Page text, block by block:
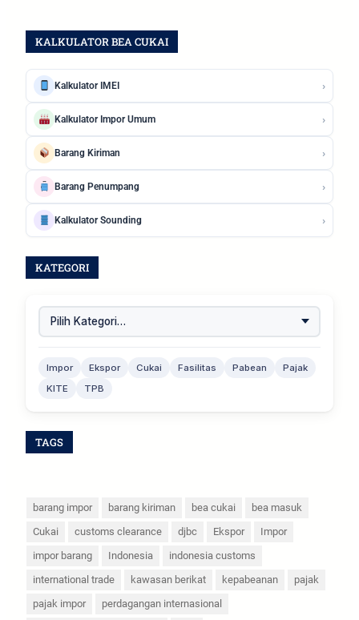
KALKULATOR BEA CUKAI
Kalkulator IMEI ›
Kalkulator Impor Umum ›
Barang Kiriman ›
Barang Penumpang ›
Kalkulator Sounding ›
KATEGORI
Impor Ekspor Cukai Fasilitas Pabean
Pajak
KITE
TPB
TAGS
barang impor barang kiriman bea cukai
bea masuk
Cukai
customs clearance djbc Ekspor
Impor
impor barang
Indonesia
indonesia customs
international trade
kawasan berikat kepabeanan
pajak
pajak impor
perdagangan internasional